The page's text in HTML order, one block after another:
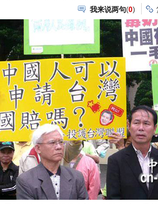
我来说两句(0)